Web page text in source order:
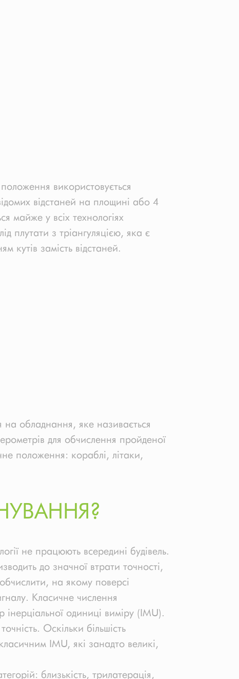
використовується
відстаней на площині або 4
майже у всіх технологіях
плутати з тріангуляцією, яка є
кутів замість відстаней.
обладнання, яке називається
для обчислення пройденої
положення: кораблі, літаки,
не працюють всередині будівель.
до значної втрати точності,
на якому поверсі
Класичне числення
одиниці виміру (IMU).
Оскільки більшість
IMU, які занадто великі,
близькість, трилатерація,